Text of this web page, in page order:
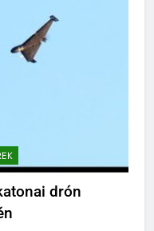
drón